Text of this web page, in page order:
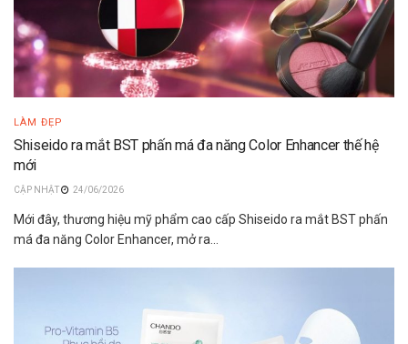
LÀM ĐẸP
Shiseido ra mắt BST phấn má đa năng Color Enhancer thế hệ
mới
24/06/2026
Mới đây, thương hiệu mỹ phẩm cao cấp Shiseido ra mắt BST phấn
má đa năng Color Enhancer, mở ra...